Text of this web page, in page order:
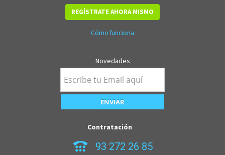
REGÍSTRATE AHORA MISMO
Cómo funciona
Novedades
Contratación
93 272 26 85